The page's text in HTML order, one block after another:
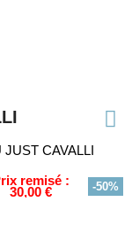
CAVALLI
remisé :
30,00 € -50%